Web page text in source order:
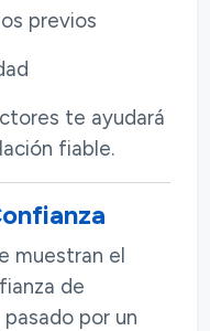
previos
te ayudará
fiable.
muestran el
de
por un